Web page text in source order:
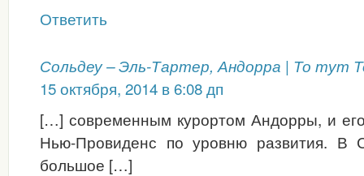
Ответить
Сольдеу – Эль-Тартер, Андорра | То тут
15 октября, 2014 в 6:08 дп
[…] современным курортом Андорры, и
Нью-Провиденс по уровню развития. В
большое […]